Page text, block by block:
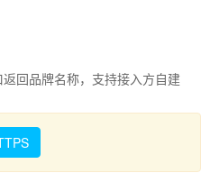
回品牌名称，支持接入方自建